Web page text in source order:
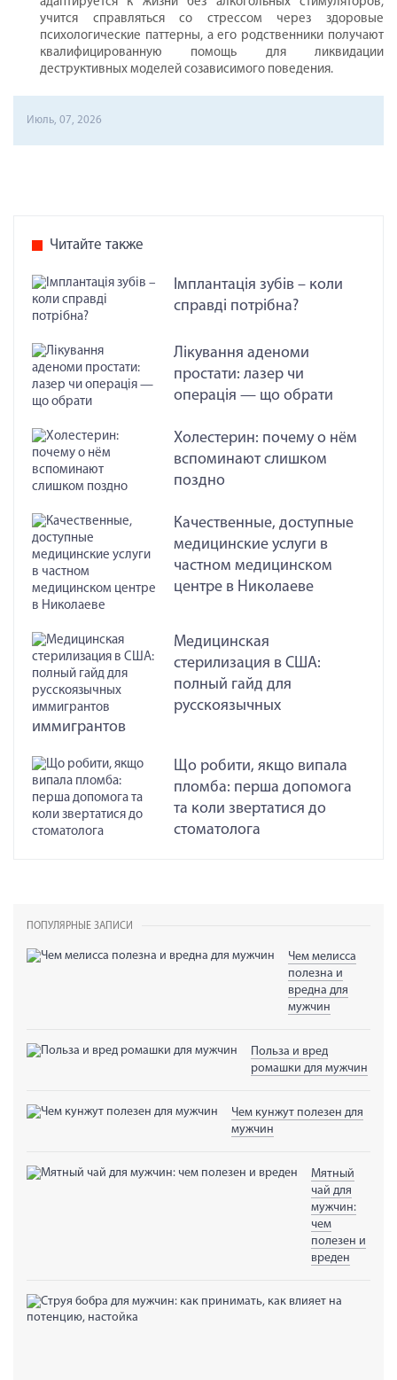
учится справляться со стрессом через здоровые
психологические паттерны, а его родственники получают
квалифицированную помощь для ликвидации
деструктивных моделей созависимого поведения.
Июль, 07, 2026
Читайте также
Імплантація зубів – коли
справді потрібна?
Лікування аденоми
простати: лазер чи
операція — що обрати
Холестерин: почему о нём
вспоминают слишком
поздно
Качественные, доступные
медицинские услуги в
частном медицинском
центре в Николаеве
Медицинская
стерилизация в США:
полный гайд для
русскоязычных
иммигрантов
Що робити, якщо випала
пломба: перша допомога
та коли звертатися до
стоматолога
ПОПУЛЯРНЫЕ ЗАПИСИ
Чем мелисса
полезна и
вредна для
мужчин
Польза и вред
ромашки для мужчин
Чем кунжут полезен для
мужчин
Мятный
чай для
мужчин:
чем
полезен и
вреден